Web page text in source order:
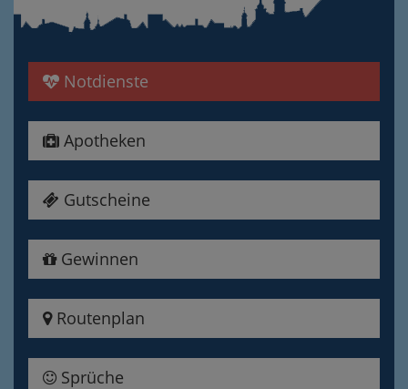
Notdienste
Apotheken
Gutscheine
Gewinnen
Routenplan
Sprüche